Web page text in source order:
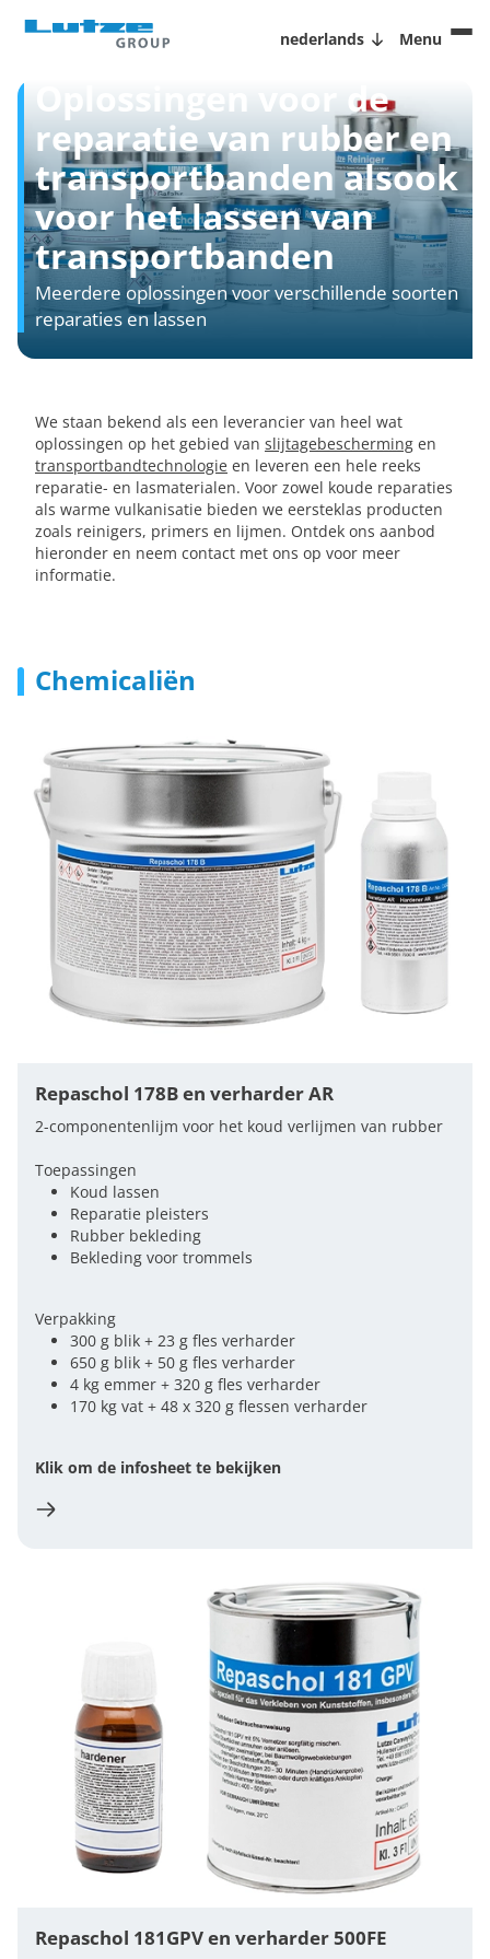
nederlands Menu
Oplossingen voor de
reparatie van rubber en
transportbanden alsook
voor het lassen van
transportbanden
Meerdere oplossingen voor verschillende soorten
reparaties en lassen
We staan bekend als een leverancier van heel wat
oplossingen op het gebied van slijtagebescherming en
transportbandtechnologie en leveren een hele reeks
reparatie- en lasmaterialen. Voor zowel koude reparaties
als warme vulkanisatie bieden we eersteklas producten
zoals reinigers, primers en lijmen. Ontdek ons aanbod
hieronder en neem contact met ons op voor meer
informatie.
Chemicaliën
Repaschol 178B en verharder AR
2-componentenlijm voor het koud verlijmen van rubber
Toepassingen
Koud lassen
Reparatie pleisters
Rubber bekleding
Bekleding voor trommels
Verpakking
300 g blik + 23 g fles verharder
650 g blik + 50 g fles verharder
4 kg emmer + 320 g fles verharder
170 kg vat + 48 x 320 g flessen verharder
Klik om de infosheet te bekijken
Repaschol 181GPV en verharder 500FE